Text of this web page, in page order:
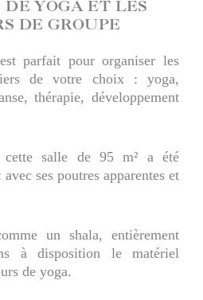
DE YOGA ET LES
DE GROUPE
parfait pour organiser les
de votre choix : yoga,
thérapie, développement
cette salle de 95 m² a été
ses poutres apparentes et
un shala, entièrement
à disposition le matériel
de yoga.